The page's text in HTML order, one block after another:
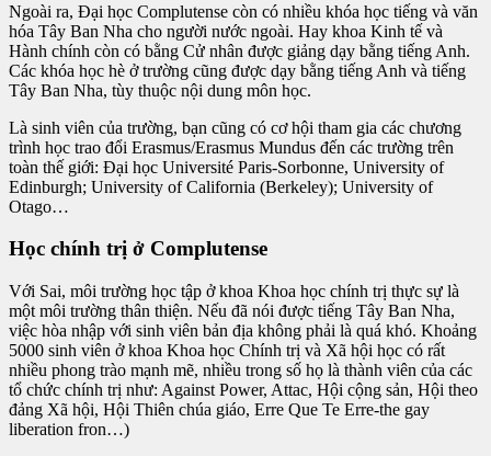
Ngoài ra, Đại học Complutense còn có nhiều khóa học tiếng và văn
hóa Tây Ban Nha cho người nước ngoài. Hay khoa Kinh tế và
Hành chính còn có bằng Cử nhân được giảng dạy bằng tiếng Anh.
Các khóa học hè ở trường cũng được dạy bằng tiếng Anh và tiếng
Tây Ban Nha, tùy thuộc nội dung môn học.
Là sinh viên của trường, bạn cũng có cơ hội tham gia các chương
trình học trao đổi Erasmus/Erasmus Mundus đến các trường trên
toàn thế giới: Đại học Université Paris-Sorbonne, University of
Edinburgh; University of California (Berkeley); University of
Otago…
Học chính trị ở Complutense
Với Sai, môi trường học tập ở khoa Khoa học chính trị thực sự là
một môi trường thân thiện. Nếu đã nói được tiếng Tây Ban Nha,
việc hòa nhập với sinh viên bản địa không phải là quá khó. Khoảng
5000 sinh viên ở khoa Khoa học Chính trị và Xã hội học có rất
nhiều phong trào mạnh mẽ, nhiều trong số họ là thành viên của các
tổ chức chính trị như: Against Power, Attac, Hội cộng sản, Hội theo
đảng Xã hội, Hội Thiên chúa giáo, Erre Que Te Erre-the gay
liberation fron…)